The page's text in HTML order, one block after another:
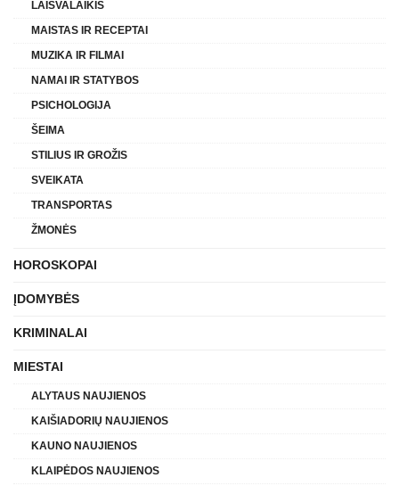
LAISVALAIKIS
MAISTAS IR RECEPTAI
MUZIKA IR FILMAI
NAMAI IR STATYBOS
PSICHOLOGIJA
ŠEIMA
STILIUS IR GROŽIS
SVEIKATA
TRANSPORTAS
ŽMONĖS
HOROSKOPAI
ĮDOMYBĖS
KRIMINALAI
MIESTAI
ALYTAUS NAUJIENOS
KAIŠIADORIŲ NAUJIENOS
KAUNO NAUJIENOS
KLAIPĖDOS NAUJIENOS